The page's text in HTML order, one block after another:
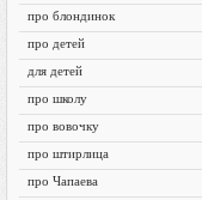
про блондинок
про детей
для детей
про школу
про вовочку
про штирлица
про Чапаева